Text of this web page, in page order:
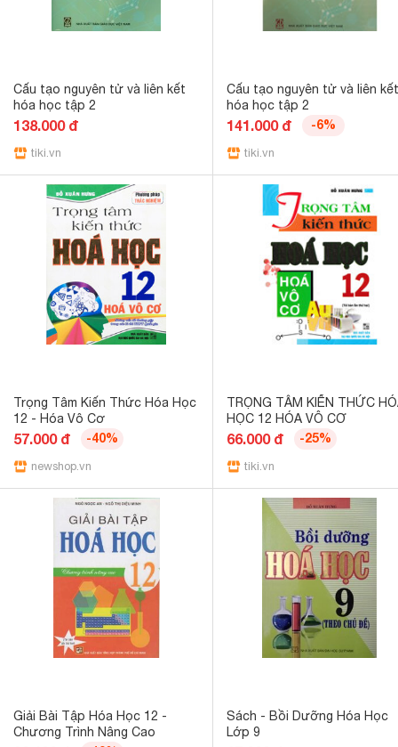
Cấu tạo nguyên tử và liên kết
hóa học tập 2
138.000 đ
tiki.vn
Cấu tạo nguyên tử và liên kết
hóa học tập 2
141.000 đ -6%
tiki.vn
Trọng Tâm Kiến Thức Hóa Học
12 - Hóa Vô Cơ
57.000 đ -40%
newshop.vn
TRỌNG TÂM KIẾN THỨC
HỌC 12 HÓA VÔ CƠ
66.000 đ -25%
tiki.vn
Giải Bài Tập Hóa Học 12 -
Chương Trình Nâng Cao
Sách - Bồi Dưỡng Hóa Học
Lớp 9